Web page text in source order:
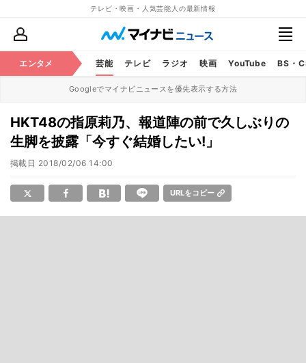
テレビ・映画・人気芸能人の最新情報
エンタメ 芸能 テレビ ラジオ 映画 YouTube BS・
Googleでマイナビニュースを優先表示する方法
HKT48の指原莉乃、報道陣の前で久しぶりの
生脚を披露「今すぐ結婚したい!」
掲載日 2018/02/06 14:00
URLをコピー